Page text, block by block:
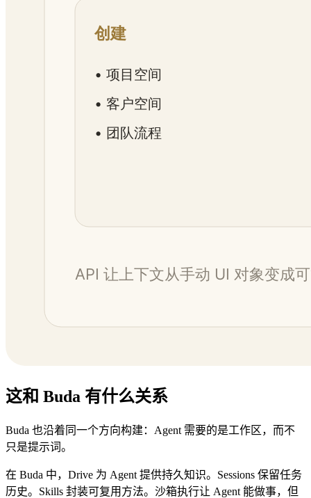
这和 Buda 有什么关系
Buda 也沿着同一个方向构建：Agent 需要的是工作区，而不
只是提示词。
在 Buda 中，Drive 为 Agent 提供持久知识。Sessions 保留任务
历史。Skills 封装可复用方法。沙箱执行让 Agent 能做事，但